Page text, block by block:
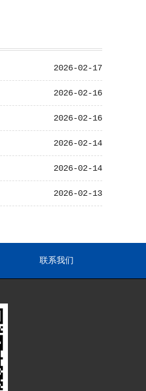
2026-02-17
2026-02-16
2026-02-16
2026-02-14
2026-02-14
2026-02-13
联系我们